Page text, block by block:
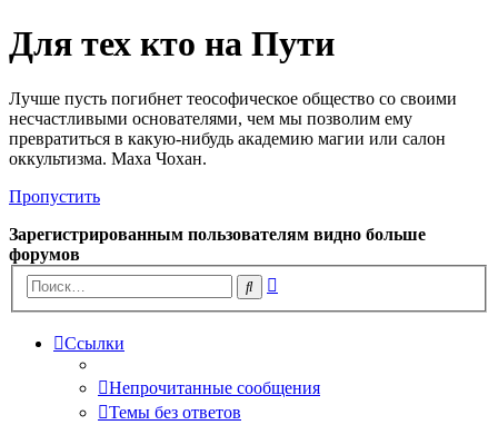
Для тех кто на Пути
Лучше пусть погибнет теософическое общество со своими
несчастливыми основателями, чем мы позволим ему
превратиться в какую-нибудь академию магии или салон
оккультизма. Маха Чохан.
Пропустить
Зарегистрированным пользователям видно больше
форумов
Поиск
Ссылки
Непрочитанные сообщения
Темы без ответов